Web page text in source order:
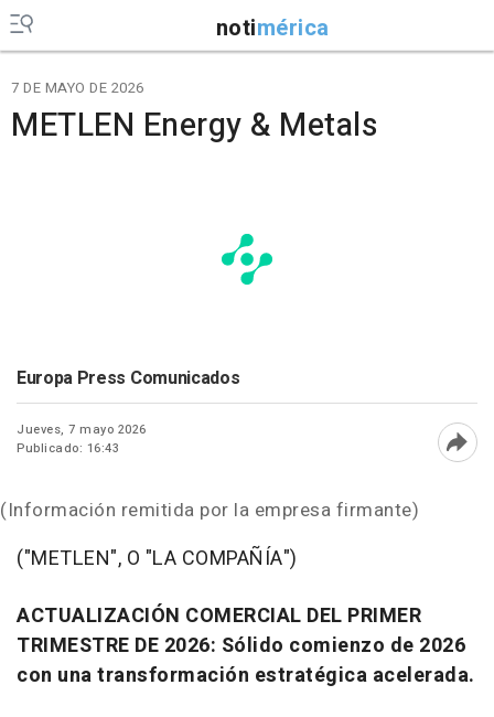
notimérica
7 DE MAYO DE 2026
METLEN Energy & Metals
Europa Press Comunicados
Jueves, 7 mayo 2026
Publicado: 16:43
(Información remitida por la empresa firmante)
("METLEN", O "LA COMPAÑÍA")
ACTUALIZACIÓN COMERCIAL DEL PRIMER
TRIMESTRE DE 2026: Sólido comienzo de 2026
con una transformación estratégica acelerada.